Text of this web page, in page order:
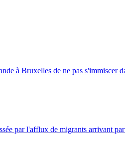
à Bruxelles de ne pas s'immiscer
par l'afflux de migrants arrivant